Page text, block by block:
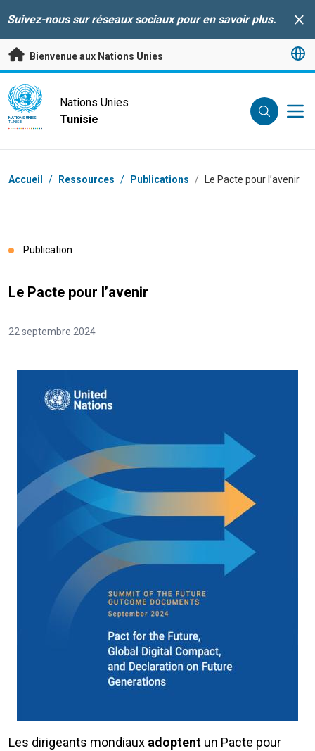
Suivez-nous sur réseaux sociaux pour en savoir plus.
Bienvenue aux Nations Unies
UN Logo
NATIONS UNIES
TUNISIE
Nations Unies
Tunisie
Fil d'Ariane
Accueil / Ressources / Publications / Le Pacte pour l’avenir
Publication
Le Pacte pour l’avenir
22 septembre 2024
Les dirigeants mondiaux adoptent un Pacte pour